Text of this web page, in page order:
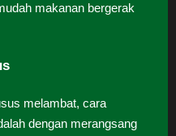
makanan bergerak
melambat, cara
dengan merangsang